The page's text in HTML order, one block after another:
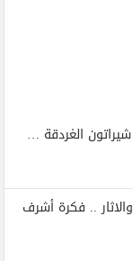
شيراتون الغردقة …
.. فكرة أشرف